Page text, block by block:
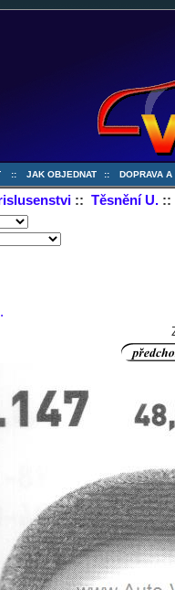
:: JAK OBJEDNAT :: DOPRAVA A
::Těsnění U. ::